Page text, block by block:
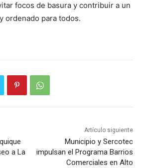
focos de basura y contribuir a un
ordenado para todos.
a La
Artículo siguiente
Municipio y Sercotec
impulsan el Programa Barrios
Comerciales en Alto